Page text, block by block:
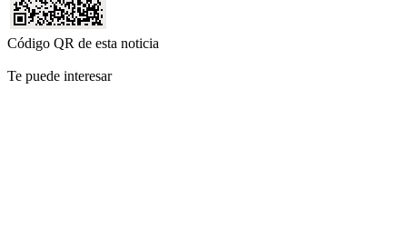
Código QR de esta noticia
Te puede interesar